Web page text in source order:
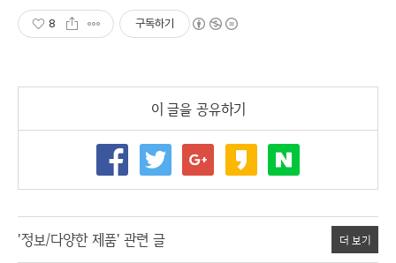
8 구독하기
이 글을 공유하기
'정보/다양한 제품' 관련 글 더 보기